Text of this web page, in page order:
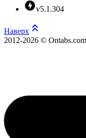
v5.1.304
Наверх
2012-2026 ©